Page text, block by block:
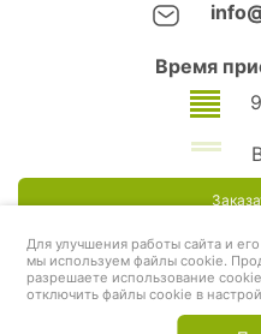
Время
Для улучшения работы сайта и
мы используем файлы cookie.
разрешаете использование
отключить файлы cookie в